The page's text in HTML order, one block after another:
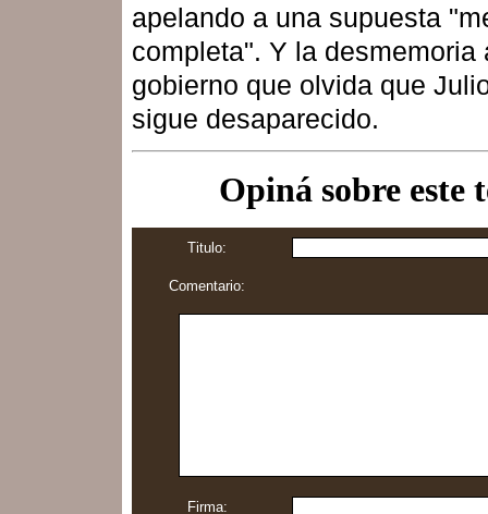
apelando a una supuesta
completa". Y la desmemoria
gobierno que olvida que
sigue desaparecido.
Opiná sobre este
Titulo:
Comentario:
Firma: